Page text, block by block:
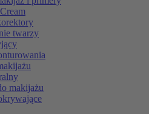
twarzy
makijażu